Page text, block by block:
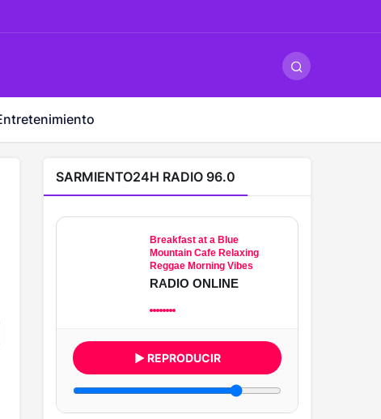
SARMIENTO24H RADIO 96.0
Breakfast at a Blue
Mountain Cafe Relaxing
Reggae Morning Vibes
RADIO ONLINE
▶ REPRODUCIR